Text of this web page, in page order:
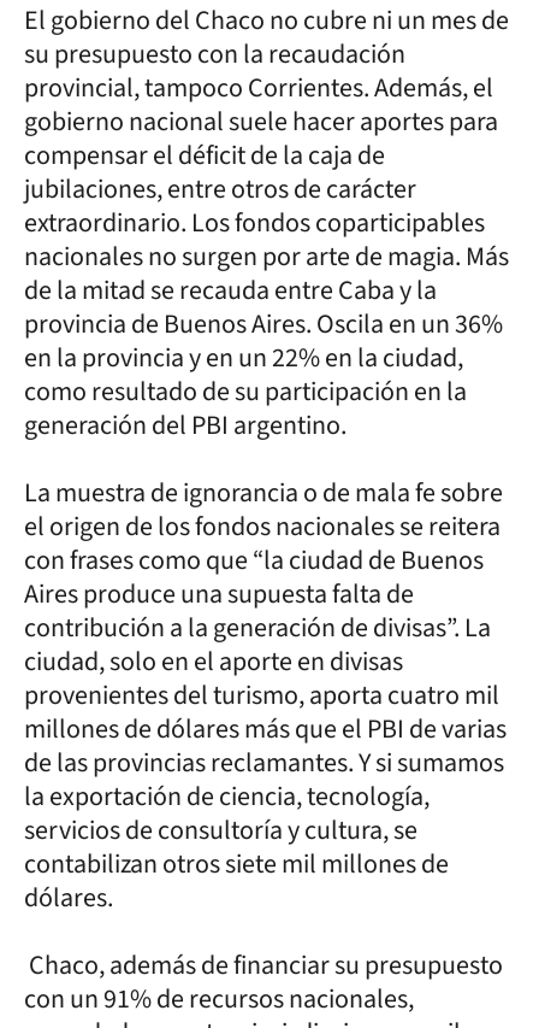
El gobierno del Chaco no cubre ni un mes de
su presupuesto con la recaudación
provincial, tampoco Corrientes. Además, el
gobierno nacional suele hacer aportes para
compensar el déficit de la caja de
jubilaciones, entre otros de carácter
extraordinario. Los fondos coparticipables
nacionales no surgen por arte de magia. Más
de la mitad se recauda entre Caba y la
provincia de Buenos Aires. Oscila en un 36%
en la provincia y en un 22% en la ciudad,
como resultado de su participación en la
generación del PBI argentino.
La muestra de ignorancia o de mala fe sobre
el origen de los fondos nacionales se reitera
con frases como que “la ciudad de Buenos
Aires produce una supuesta falta de
contribución a la generación de divisas”. La
ciudad, solo en el aporte en divisas
provenientes del turismo, aporta cuatro mil
millones de dólares más que el PBI de varias
de las provincias reclamantes. Y si sumamos
la exportación de ciencia, tecnología,
servicios de consultoría y cultura, se
contabilizan otros siete mil millones de
dólares.
Chaco, además de financiar su presupuesto
con un 91% de recursos nacionales,